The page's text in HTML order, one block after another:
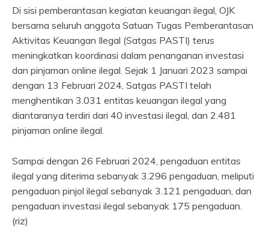
Di sisi pemberantasan kegiatan keuangan ilegal, OJK
bersama seluruh anggota Satuan Tugas Pemberantasan
Aktivitas Keuangan Ilegal (Satgas PASTI) terus
meningkatkan koordinasi dalam penanganan investasi
dan pinjaman online ilegal. Sejak 1 Januari 2023 sampai
dengan 13 Februari 2024, Satgas PASTI telah
menghentikan 3.031 entitas keuangan ilegal yang
diantaranya terdiri dari 40 investasi ilegal, dan 2.481
pinjaman online ilegal.
Sampai dengan 26 Februari 2024, pengaduan entitas
ilegal yang diterima sebanyak 3.296 pengaduan, meliputi
pengaduan pinjol ilegal sebanyak 3.121 pengaduan, dan
pengaduan investasi ilegal sebanyak 175 pengaduan.
(riz)